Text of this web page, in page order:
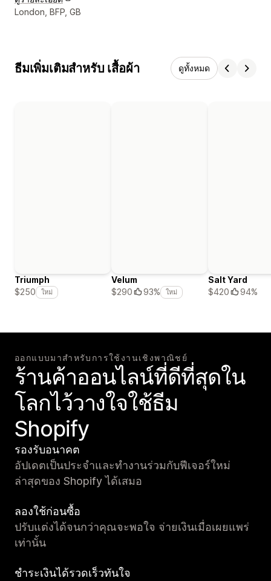
รายละเอียดการติดต่อผู้ออกแบบ
London, BFP, GB
ธีมเพิ่มเติมสำหรับ เสื้อผ้า ดูทั้งหมด
Triumph
$250
ใหม่
Velum
$290
93% ใหม่
Salt Yard
$420
94%
ออกแบบมาสำหรับการใช้งานเชิงพาณิชย์
ร้านค้าออนไลน์ที่ดีที่สุดใน
โลกไว้วางใจใช้ธีม
Shopify
รองรับอนาคต
อัปเดตเป็นประจำและทำงานร่วมกับฟีเจอร์ใหม่
ล่าสุดของ Shopify ได้เสมอ
ลองใช้ก่อนซื้อ
ปรับแต่งได้จนกว่าคุณจะพอใจ จ่ายเงินเมื่อเผยแพร่
เท่านั้น
ชำระเงินได้รวดเร็วทันใจ